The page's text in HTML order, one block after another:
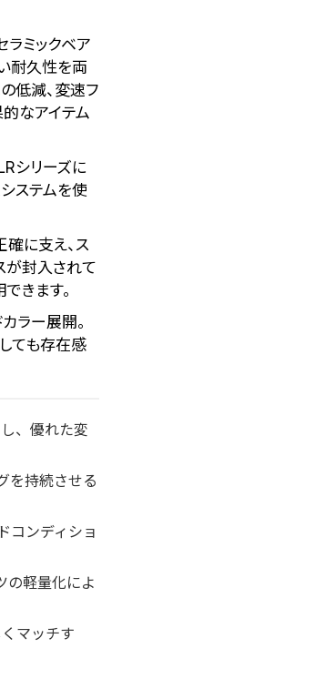
ラミックベア
耐久性を両
低減、変速フ
的なアイテム
シリーズに
ステムを使
に支え、ス
が封入されて
きます。
ラー展開。
ても存在感
、優れた変
を持続させる
コンディショ
の軽量化によ
マッチす